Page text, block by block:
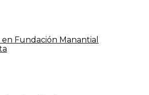
en Fundación Manantial